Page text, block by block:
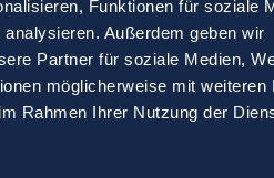
Funktionen für soziale
Außerdem geben wir
Partner für soziale Medien,
möglicherweise mit weiteren
Rahmen Ihrer Nutzung der